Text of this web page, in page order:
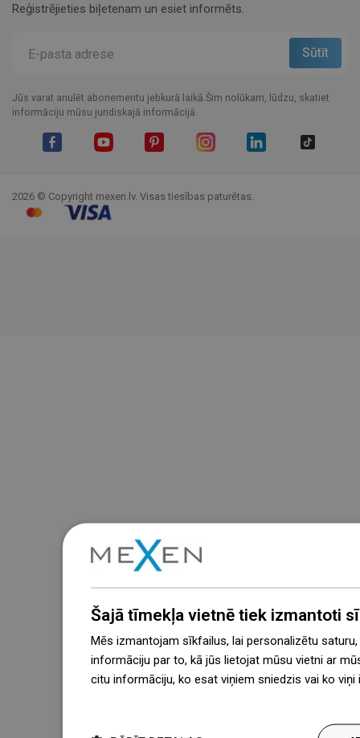
Reģistrējieties biļetenam un esiet informēts.
Jūs varat anulēt abonementu jebkurā laikā.Šim nolūkam, lūdzu, skatiet
informāciju mūsu juridiskajā informācijā.
2026 © Copyright mexen.lv. Visas tiesības paturētas.
Šajā tīmekļa vietnē tiek izmantoti
Mēs izmantojam sīkfailus, lai personalizētu
informāciju par to, kā jūs lietojat mūsu vietni ar
citu informāciju, ko esat viņiem sniedzis vai ko